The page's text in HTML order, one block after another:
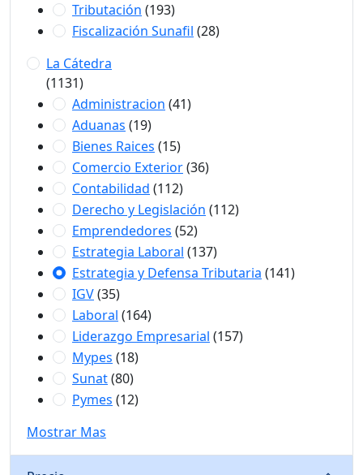
Tributación (193)
Fiscalización Sunafil (28)
La Cátedra
(1131)
Administracion (41)
Aduanas (19)
Bienes Raices (15)
Comercio Exterior(36)
Contabilidad (112)
Derecho y Legislación (112)
Emprendedores (52)
Estrategia Laboral (137)
Estrategia y Defensa Tributaria (141)
IGV(35)
Laboral (164)
Liderazgo Empresarial (157)
Mypes (18)
Sunat(80)
Pymes (12)
Mostrar Mas